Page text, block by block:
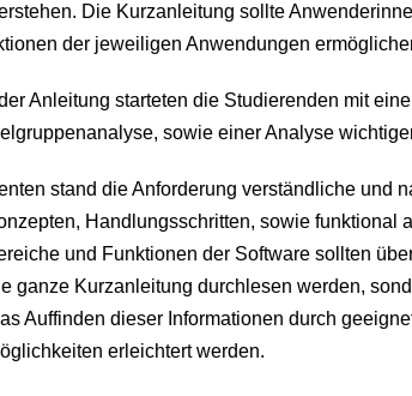
Die Kurzanleitung sollte
der jeweiligen Anwendungen
Anleitung starteten die Studierenden mit
sowie einer Analyse
stand die Anforderung verständliche und
Handlungsschritten, sowie funktional
und Funktionen der Software sollten
ganze Kurzanleitung durchlesen werden,
Auffinden dieser Informationen durch
erleichtert werden.